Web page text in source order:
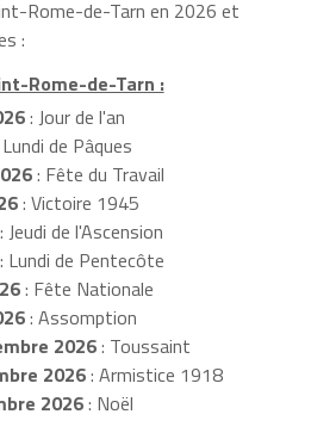
Rome-de-Tarn en 2026 et
:
Rome-de-Tarn :
: Jour de l'an
de Pâques
: Fête du Travail
: Victoire 1945
: Jeudi de l'Ascension
: Lundi de Pentecôte
: Fête Nationale
: Assomption
2026: Toussaint
2026: Armistice 1918
2026: Noël